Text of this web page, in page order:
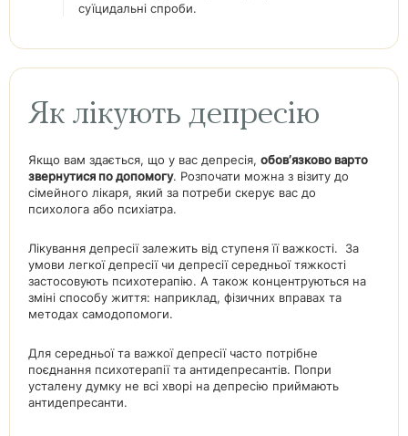
суїцидальні спроби.
Як лікують депресію
Якщо вам здається, що у вас депресія, обов’язково варто
звернутися по допомогу. Розпочати можна з візиту до
сімейного лікаря, який за потреби скерує вас до
психолога або психіатра.
Лікування депресії залежить від ступеня її важкості. За
умови легкої депресії чи депресії середньої тяжкості
застосовують психотерапію. А також концентруються на
зміні способу життя: наприклад, фізичних вправах та
методах самодопомоги.
Для середньої та важкої депресії часто потрібне
поєднання психотерапії та антидепресантів. Попри
усталену думку не всі хворі на депресію приймають
антидепресанти.